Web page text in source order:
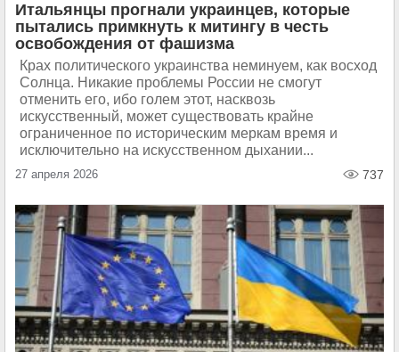
Итальянцы прогнали украинцев, которые
пытались примкнуть к митингу в честь
освобождения от фашизма
Крах политического украинства неминуем, как восход
Солнца. Никакие проблемы России не смогут
отменить его, ибо голем этот, насквозь
искусственный, может существовать крайне
ограниченное по историческим меркам время и
исключительно на искусственном дыхании...
27 апреля 2026 737